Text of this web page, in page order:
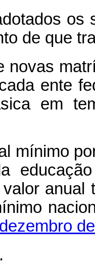
os
de que
novas
ente
em
mínimo
anual